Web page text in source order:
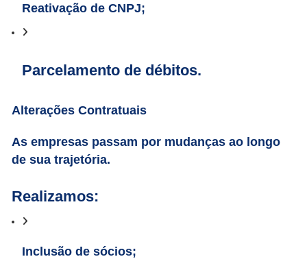
Reativação de CNPJ;
Parcelamento de débitos.
Alterações Contratuais
As empresas passam por mudanças ao longo
de sua trajetória.
Realizamos:
Inclusão de sócios;